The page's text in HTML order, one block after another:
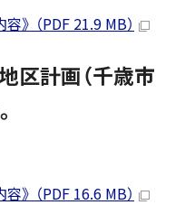
》 （PDF 21.9 MB）
区計画（千歳市
》 （PDF 16.6 MB）